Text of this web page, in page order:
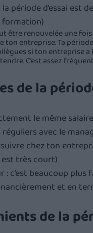
la période d’essai est
formation)
être renouvelée une
entreprise. Ta
si ton entreprise
C’est assez
de la
le même
avec le
chez ton
est très court)
c’est beaucoup plus
et en
de la